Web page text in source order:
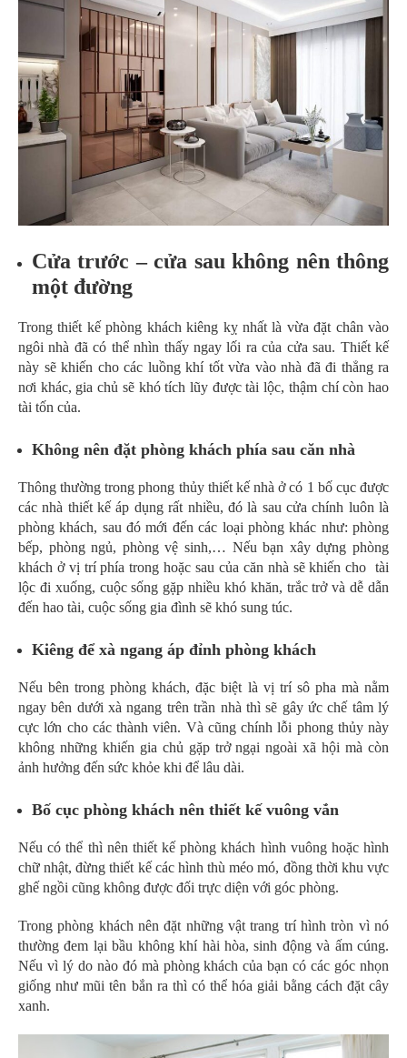
Cửa trước – cửa sau không nên thông
một đường
Trong thiết kế phòng khách kiêng kỵ nhất là vừa đặt chân vào
ngôi nhà đã có thể nhìn thấy ngay lối ra của cửa sau. Thiết kế
này sẽ khiến cho các luồng khí tốt vừa vào nhà đã đi thẳng ra
nơi khác, gia chủ sẽ khó tích lũy được tài lộc, thậm chí còn hao
tài tốn của.
Không nên đặt phòng khách phía sau căn nhà
Thông thường trong phong thủy thiết kế nhà ở có 1 bố cục được
các nhà thiết kế áp dụng rất nhiều, đó là sau cửa chính luôn là
phòng khách, sau đó mới đến các loại phòng khác như: phòng
bếp, phòng ngủ, phòng vệ sinh,… Nếu bạn xây dựng phòng
khách ở vị trí phía trong hoặc sau của căn nhà sẽ khiến cho tài
lộc đi xuống, cuộc sống gặp nhiều khó khăn, trắc trở và dễ dẫn
đến hao tài, cuộc sống gia đình sẽ khó sung túc.
Kiêng để xà ngang áp đỉnh phòng khách
Nếu bên trong phòng khách, đặc biệt là vị trí sô pha mà nằm
ngay bên dưới xà ngang trên trần nhà thì sẽ gây ức chế tâm lý
cực lớn cho các thành viên. Và cũng chính lỗi phong thủy này
không những khiến gia chủ gặp trở ngại ngoài xã hội mà còn
ảnh hưởng đến sức khỏe khi để lâu dài.
Bố cục phòng khách nên thiết kế vuông vắn
Nếu có thể thì nên thiết kế phòng khách hình vuông hoặc hình
chữ nhật, đừng thiết kế các hình thù méo mó, đồng thời khu vực
ghế ngồi cũng không được đối trực diện với góc phòng.
Trong phòng khách nên đặt những vật trang trí hình tròn vì nó
thường đem lại bầu không khí hài hòa, sinh động và ấm cúng.
Nếu vì lý do nào đó mà phòng khách của bạn có các góc nhọn
giống như mũi tên bắn ra thì có thể hóa giải bằng cách đặt cây
xanh.